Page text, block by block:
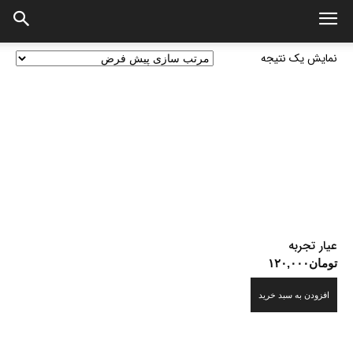
نمایش یک نتیجه
عیار تجربه
تومان۱۲۰,۰۰۰
افزودن به سبد خرید